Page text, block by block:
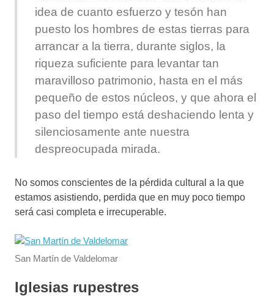
idea de cuanto esfuerzo y tesón han
puesto los hombres de estas tierras para
arrancar a la tierra, durante siglos, la
riqueza suficiente para levantar tan
maravilloso patrimonio, hasta en el más
pequeño de estos núcleos, y que ahora el
paso del tiempo está deshaciendo lenta y
silenciosamente ante nuestra
despreocupada mirada.
No somos conscientes de la pérdida cultural a la que
estamos asistiendo, perdida que en muy poco tiempo
será casi completa e irrecuperable.
San Martín de Valdelomar
Iglesias rupestres